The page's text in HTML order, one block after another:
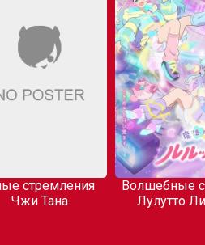
стремления
Чжи Тана
Волшебные
Лулутто